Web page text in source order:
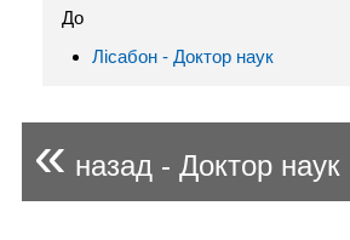
До
Лісабон - Доктор наук
« назад - Доктор наук